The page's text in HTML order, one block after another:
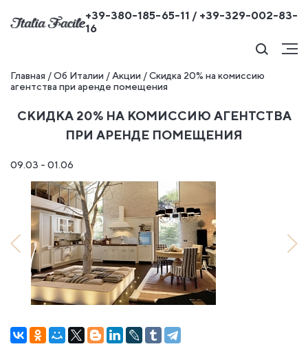
+39-380-185-65-11 / +39-329-002-83-
16
Главная /Об Италии /Акции /Скидка 20% на комиссию
агентства при аренде помещения
СКИДКА 20% НА КОМИССИЮ АГЕНТСТВА
ПРИ АРЕНДЕ ПОМЕЩЕНИЯ
09.03 - 01.06